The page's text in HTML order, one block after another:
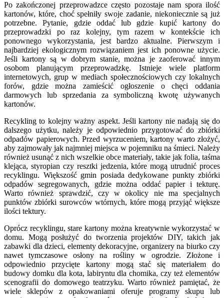
Po zakończonej przeprowadzce często pozostaje nam spora ilość
kartonów, które, choć spełniły swoje zadanie, niekoniecznie są już
potrzebne. Pytanie, gdzie oddać lub gdzie kupić kartony do
przeprowadzki po raz kolejny, tym razem w kontekście ich
ponownego wykorzystania, jest bardzo aktualne. Pierwszym i
najbardziej ekologicznym rozwiązaniem jest ich ponowne użycie.
Jeśli kartony są w dobrym stanie, można je zaoferować innym
osobom planującym przeprowadzkę. Istnieje wiele platform
internetowych, grup w mediach społecznościowych czy lokalnych
forów, gdzie można zamieścić ogłoszenie o chęci oddania
darmowych lub sprzedania za symboliczną kwotę używanych
kartonów.
Recykling to kolejny ważny aspekt. Jeśli kartony nie nadają się do
dalszego użytku, należy je odpowiednio przygotować do zbiórki
odpadów papierowych. Przed wyrzuceniem, kartony warto złożyć,
aby zajmowały jak najmniej miejsca w pojemniku na śmieci. Należy
również usunąć z nich wszelkie obce materiały, takie jak folia, taśma
klejąca, styropian czy resztki jedzenia, które mogą utrudnić proces
recyklingu. Większość gmin posiada dedykowane punkty zbiórki
odpadów segregowanych, gdzie można oddać papier i tekturę.
Warto również sprawdzić, czy w okolicy nie ma specjalnych
punktów zbiórki surowców wtórnych, które mogą przyjąć większe
ilości tektury.
Oprócz recyklingu, stare kartony można kreatywnie wykorzystać w
domu. Mogą posłużyć do tworzenia projektów DIY, takich jak
zabawki dla dzieci, elementy dekoracyjne, organizery na biurko czy
nawet tymczasowe osłony na rośliny w ogrodzie. Złożone i
odpowiednio przycięte kartony mogą stać się materiałem do
budowy domku dla kota, labiryntu dla chomika, czy też elementów
scenografii do domowego teatrzyku. Warto również pamiętać, że
wiele sklepów z opakowaniami oferuje programy skupu lub